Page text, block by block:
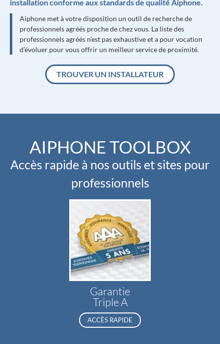
installation conforme aux standards de qualité Aiphone.
Aiphone met à votre disposition un outil de recherche de
professionnels agréés proche de chez vous. La liste des
professionnels agréés n’est pas exhaustive et a pour vocation
d’évoluer pour vous offrir un meilleur service de proximité.
TROUVER UN INSTALLATEUR
AIPHONE TOOLBOX
Accès rapide à nos outils et sites pour
professionnels
Garantie
Triple A
ACCÈS RAPIDE